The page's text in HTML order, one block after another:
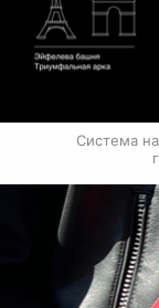
Система